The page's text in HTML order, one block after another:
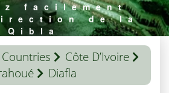
facilement
de la
Qibla
Countries
Côte D’Ivoire
Diafla